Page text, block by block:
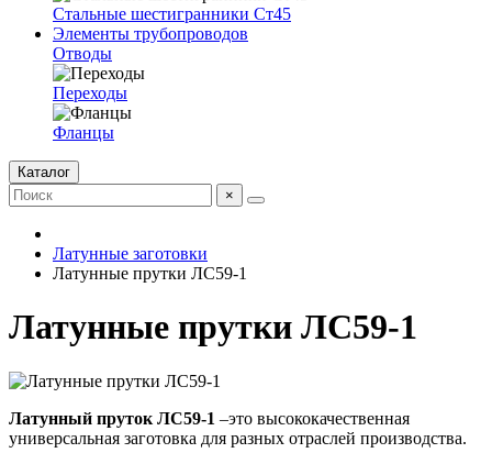
Стальные шестигранники Ст45
Элементы трубопроводов
Отводы
Переходы
Фланцы
Каталог
×
Латунные заготовки
Латунные прутки ЛС59-1
Латунные прутки ЛС59-1
Латунный пруток ЛС59-1 –это высококачественная
универсальная заготовка для разных отраслей производства.